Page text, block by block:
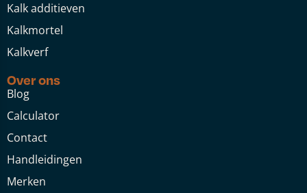
Kalk additieven
Kalkmortel
Kalkverf
Over ons
Blog
Calculator
Contact
Handleidingen
Merken